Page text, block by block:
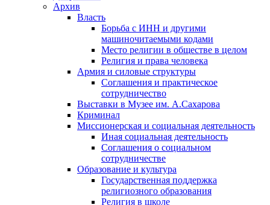
Архив
Власть
Борьба с ИНН и другими
машиночитаемыми кодами
Место религии в обществе в целом
Религия и права человека
Армия и силовые структуры
Соглашения и практическое
сотрудничество
Выставки в Музее им. А.Сахарова
Криминал
Миссионерская и социальная деятельность
Иная социальная деятельность
Соглашения о социальном
сотрудничестве
Образование и культура
Государственная поддержка
религиозного образования
Религия в школе